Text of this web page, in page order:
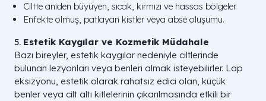
Ciltte aniden büyüyen, sıcak, kırmızı ve hassas bölgeler.
Enfekte olmuş, patlayan kistler veya abse oluşumu.
5. Estetik Kaygılar ve Kozmetik Müdahale
Bazı bireyler, estetik kaygılar nedeniyle ciltlerinde
bulunan lezyonları veya benleri almak isteyebilirler. Lap
eksizyonu, estetik olarak rahatsız edici olan, küçük
benler veya cilt altı kitlelerinin çıkarılmasında etkili bir